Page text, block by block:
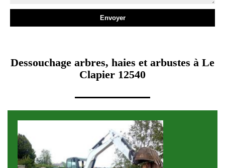
Dessouchage arbres, haies et arbustes à Le
Clapier 12540